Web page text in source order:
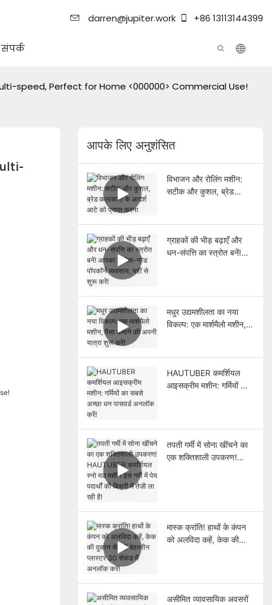
darren@jupiter.work +86 13113144399
संपर्क
speed, Perfect for Home <000000> Commercial Use!
आपके लिए अनुशंसित
विभाजन और रोलिंग मशीन:
सटीक और कुशल, ब्रेड
ग्राहकों की भीड़ बढ़ाएँ और
धन-संपत्ति का स्त्रोत बनें!
मधुर उद्यमशीलता का नया
विकल्प: एक मार्शमैलो मशीन,
HAUTUBER कमर्शियल
आइसक्रीम मशीन: गर्मियों का
तपती गर्मी में सोना खींचने का
एक शक्तिशाली उपकरण!
मास्क क्रांति! हाथों के कंपन
को अलविदा कहें, केक की
असीमित व्यावसायिक अवसरों